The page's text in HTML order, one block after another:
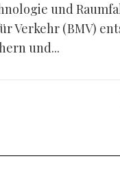
und
Verkehr (BMV)
und...